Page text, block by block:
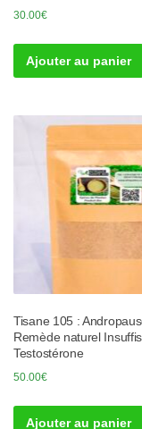
30.00€
Ajouter au panier
Tisane 105 :
Remède naturel
Testostérone
50.00€
Ajouter au panier